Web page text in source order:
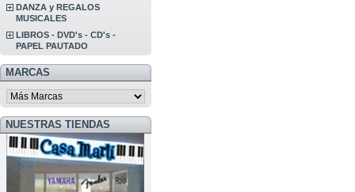
DANZA y REGALOS
MUSICALES
LIBROS - DVD's - CD's -
PAPEL PAUTADO
MARCAS
NUESTRAS TIENDAS